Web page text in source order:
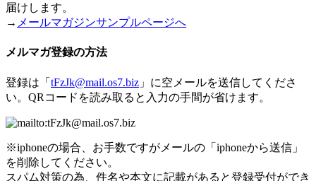
届けします。
→ メールマガジンサンプルページへ
メルマガ登録の方法
登録は「 tFzJk@mail.os7.biz 」に空メールを送信してくださ
い。QRコードを読み取ると入力の手間が省けます。
※iphoneの場合、お手数ですがメールの「iphoneから送信」
を削除してください。
スパム対策の為、件名や本文に記載があると登録受付ができ